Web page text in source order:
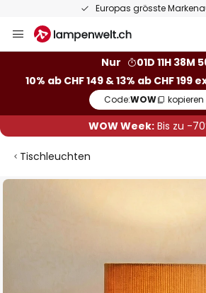
50 Tage kostenlose
Inhalt
Nur
01D 11H 38M
10% ab CHF 149 & 13% ab CHF 199
Code:WOW kopieren
WOW Week:Bis zu -
Tischleuchten
Zum